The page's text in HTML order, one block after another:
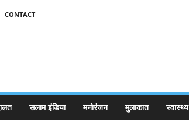
CONTACT
सलाम इंडिया मनोरंजन मुलाकात स्वास्थ्य